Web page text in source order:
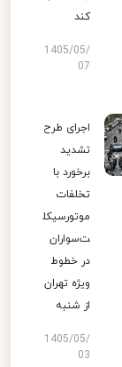
کند
1405/05/
07
اجرای طرح
تشدید
برخورد با
تخلفات
موتورسیکل
ت‌سواران
در خطوط
ویژه تهران
از شنبه
1405/05/
03